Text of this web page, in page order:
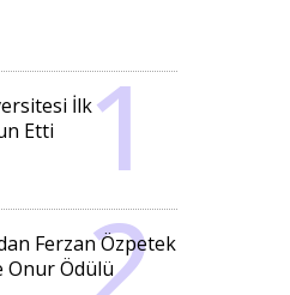
İlk
Etti
Ferzan Özpetek
Onur Ödülü